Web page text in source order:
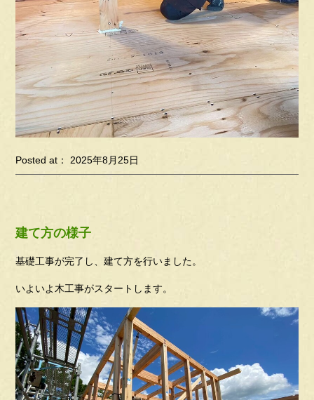
Posted at： 2025年8月25日
建て方の様子
基礎工事が完了し、建て方を行いました。
いよいよ木工事がスタートします。